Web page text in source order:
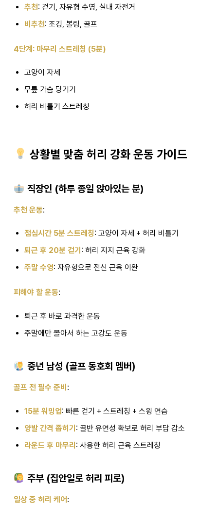
추천: 걷기, 자유형 수영, 실내 자전거
비추천: 조깅, 볼링, 골프
4단계: 마무리 스트레칭 (5분)
고양이 자세
무릎 가슴 당기기
허리 비틀기 스트레칭
상황별 맞춤 허리 강화 운동 가이드
직장인 (하루 종일 앉아있는 분)
추천 운동:
점심시간 5분 스트레칭: 고양이 자세 + 허리 비틀기
퇴근 후 20분 걷기 : 허리 지지 근육 강화
주말 수영: 자유형으로 전신 근육 이완
피해야 할 운동:
퇴근 후 바로 과격한 운동
주말에만 몰아서 하는 고강도 운동
중년 남성 (골프 동호회 멤버)
골프 전 필수 준비 :
15분 워밍업: 빠른 걷기 + 스트레칭 + 스윙 연습
양발 간격 좁히기 : 골반 유연성 확보로 허리 부담 감소
라운드 후 마무리 : 사용한 허리 근육 스트레칭
주부 (집안일로 허리 피로)
일상 중 허리 케어 :